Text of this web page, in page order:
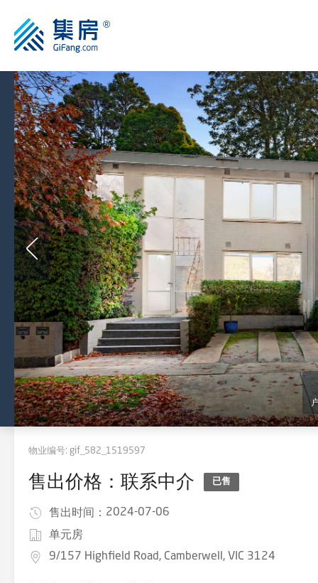
物业编号: gif_582_1519597
售出价格：联系中介 已售
售出时间： 2024-07-06
单元房
9/157 Highfield Road, Camberwell, VIC 3124